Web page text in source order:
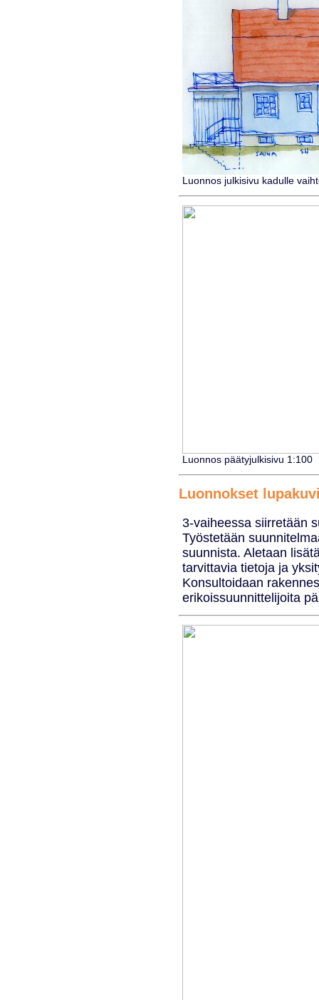
Luonnos julkisivu kadulle
Luonnos päätyjulkisivu 1:100
Luonnokset
3-vaiheessa siirretään
Työstetään
suunnista. Aletaan
tarvittavia tietoja ja
Konsultoidaan
erikoissuunnittelijoita